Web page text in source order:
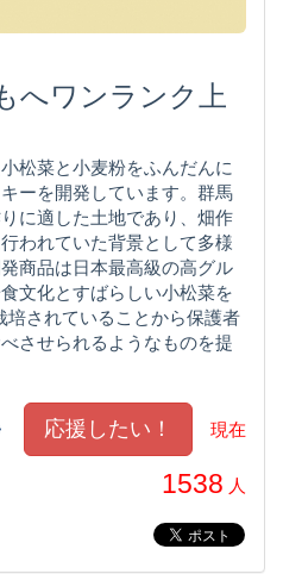
へワンランク上
松菜と小麦粉をふんだんに
ーを開発しています。群馬
に適した土地であり、畑作
われていた背景として多様
商品は日本最高級の高グル
文化とすばらしい小松菜を
培されていることから保護者
させられるようなものを提
現在
1538 人